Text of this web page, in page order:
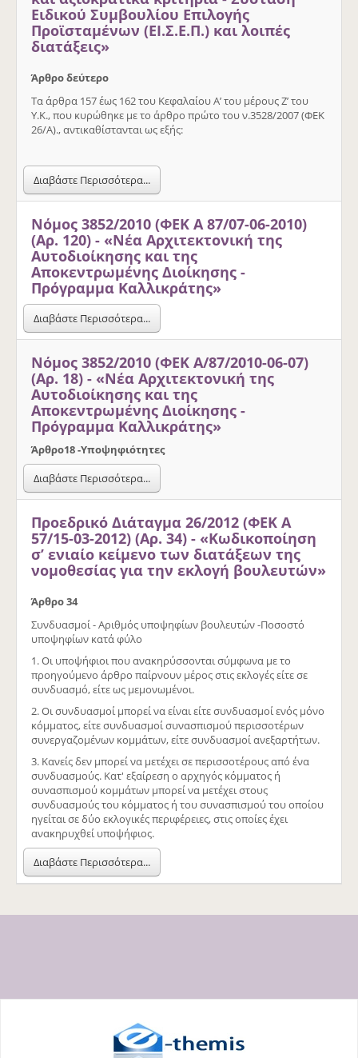
Ειδικού Συμβουλίου Επιλογής
Προϊσταμένων (ΕΙ.Σ.Ε.Π.) και λοιπές
διατάξεις»
Άρθρο δεύτερο
Τα άρθρα 157 έως 162 του Κεφαλαίου Α’ του μέρους Ζ’ του
Υ.Κ., που κυρώθηκε με το άρθρο πρώτο του ν.3528/2007 (ΦΕΚ
26/Α)., αντικαθίστανται ως εξής:
Διαβάστε Περισσότερα...
Νόμος 3852/2010 (ΦΕΚ Α 87/07-06-2010)
(Αρ. 120) - «Νέα Αρχιτεκτονική της
Αυτοδιοίκησης και της
Αποκεντρωμένης Διοίκησης -
Πρόγραμμα Καλλικράτης»
Διαβάστε Περισσότερα...
Νόμος 3852/2010 (ΦΕΚ Α/87/2010-06-07)
(Αρ. 18) - «Νέα Αρχιτεκτονική της
Αυτοδιοίκησης και της
Αποκεντρωμένης Διοίκησης -
Πρόγραμμα Καλλικράτης»
Άρθρο18 -Υποψηφιότητες
Διαβάστε Περισσότερα...
Προεδρικό Διάταγμα 26/2012 (ΦΕΚ Α
57/15-03-2012) (Αρ. 34) - «Κωδικοποίηση
σ’ ενιαίο κείμενο των διατάξεων της
νομοθεσίας για την εκλογή βουλευτών»
Άρθρο 34
Συνδυασμοί - Αριθμός υποψηφίων βουλευτών -Ποσοστό
υποψηφίων κατά φύλο
1. Οι υποψήφιοι που ανακηρύσσονται σύμφωνα με το
προηγούμενο άρθρο παίρνουν μέρος στις εκλογές είτε σε
συνδυασμό, είτε ως μεμονωμένοι.
2. Οι συνδυασμοί μπορεί να είναι είτε συνδυασμοί ενός μόνο
κόμματος, είτε συνδυασμοί συνασπισμού περισσοτέρων
συνεργαζομένων κομμάτων, είτε συνδυασμοί ανεξαρτήτων.
3. Κανείς δεν μπορεί να μετέχει σε περισσοτέρους από ένα
συνδυασμούς. Κατ' εξαίρεση ο αρχηγός κόμματος ή
συνασπισμού κομμάτων μπορεί να μετέχει στους
συνδυασμούς του κόμματος ή του συνασπισμού του οποίου
ηγείται σε δύο εκλογικές περιφέρειες, στις οποίες έχει
ανακηρυχθεί υποψήφιος.
Διαβάστε Περισσότερα...